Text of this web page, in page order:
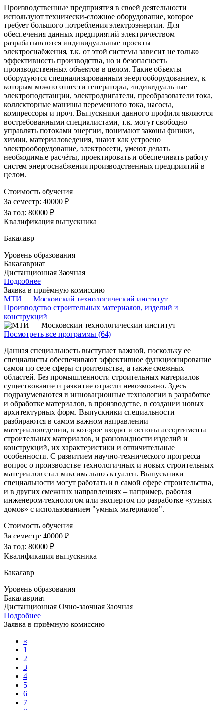
Производственные предприятия в своей деятельности
используют технически-сложное оборудование, которое
требует большого потребления электроэнергии. Для
обеспечения данных предприятий электричеством
разрабатываются индивидуальные проекты
электроснабжения, т.к. от этой системы зависит не только
эффективность производства, но и безопасность
производственных объектов в целом. Такие объекты
оборудуются специализированным энергооборудованием, к
которым можно отнести генераторы, индивидуальные
электроподстанции, электродвигатели, преобразователи тока,
коллекторные машины переменного тока, насосы,
компрессоры и проч. Выпускники данного профиля являются
востребованными специалистами, т.к. могут свободно
управлять потоками энергии, понимают законы физики,
химии, материаловедения, знают как устроено
электрооборудование, электросети, умеют делать
необходимые расчёты, проектировать и обеспечивать работу
систем энергоснабжения производственных предприятий в
целом.
Стоимость обучения
За семестр: 40000 ₽
За год: 80000 ₽
Квалификация выпускника
Бакалавр
Уровень образования
Бакалавриат
Дистанционная Заочная
Подробнее
Заявка в приёмную комиссию
МТИ — Московский технологический институт
Производство строительных материалов, изделий и
конструкций
Посмотреть все программы (64)
Данная специальность выступает важной, поскольку ее
специалисты обеспечивают эффективное функционирование
самой по себе сферы строительства, а также смежных
областей. Без промышленности строительных материалов
существование и развитие отрасли невозможно. Здесь
подразумеваются и инновационные технологии в разработке
и обработке материалов, в производстве, в создании новых
архитектурных форм. Выпускники специальности
разбираются в самом важном направлении –
материаловедении, в которое входят и основы ассортимента
строительных материалов, и разновидности изделий и
конструкций, их характеристики и отличительные
особенности. С развитием научно-технического прогресса
вопрос о производстве технологичных и новых строительных
материалов стал максимально актуален. Выпускники
специальности могут работать и в самой сфере строительства,
и в других смежных направлениях – например, работая
инженером-технологом или экспертом по разработке «умных
домов» с использованием "умных материалов".
Стоимость обучения
За семестр: 40000 ₽
За год: 80000 ₽
Квалификация выпускника
Бакалавр
Уровень образования
Бакалавриат
Дистанционная Очно-заочная Заочная
Подробнее
Заявка в приёмную комиссию
«
1
2
3
4
5
6
7